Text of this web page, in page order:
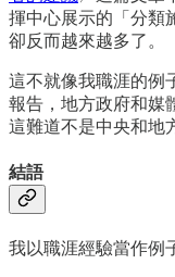
揮中心展示的「分類
卻反而越來越多了。
這不就像我職涯的例
報告，地方政府和媒
這難道不是中央和地
結語
我以職涯經驗當作例